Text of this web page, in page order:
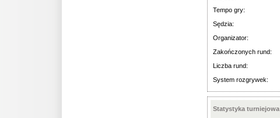
Tempo gry:
Sędzia:
Organizator:
Zakończonych rund:
Liczba rund:
System rozgrywek:
Statystyka turniejowa